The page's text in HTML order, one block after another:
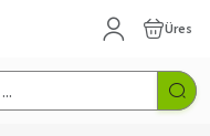
Üres